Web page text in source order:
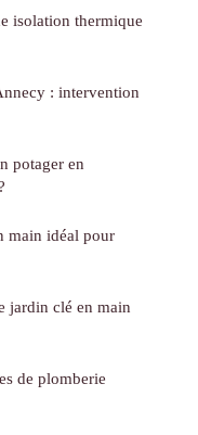
isolation thermique
: intervention
potager en
main idéal pour
jardin clé en main
de plomberie